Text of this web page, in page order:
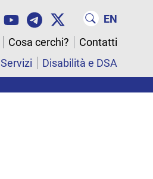
EN
Cosa cerchi?
Contatti
Servizi Disabilità e DSA